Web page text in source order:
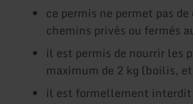
ce permis ne permet pas
chemins privés ou fermés
il est permis de nourrir les
maximum de 2 kg (boilis,
il est formellement interdit